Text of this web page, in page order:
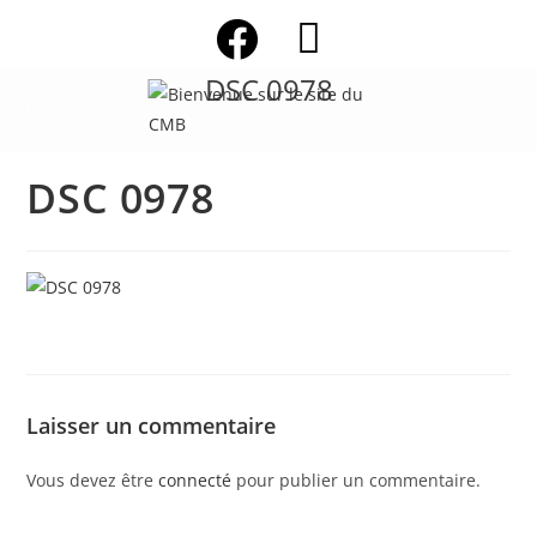
DSC 0978
DSC 0978
Laisser un commentaire
Vous devez êtreconnecté pour publier un commentaire.